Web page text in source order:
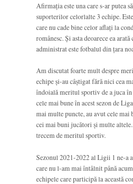
Afirmația este una care s-ar putea
suporterilor celorlalte 3 echipe.
care nu cade bine celor aflați la
românesc. Și asta deoarece ea arată
administrat este fotbalul din țara
Am discutat foarte mult despre
echipe și-au câștigat fără nici cea
îndoială meritul sportiv de a juca
cele mai bune în acest sezon de
mai multe puncte, au avut cele mai
cei mai buni jucători și multe
trecem de meritul sportiv.
Sezonul 2021-2022 al Ligii 1 ne-a
care nu l-am mai întâlnit până
echipele care participă la această